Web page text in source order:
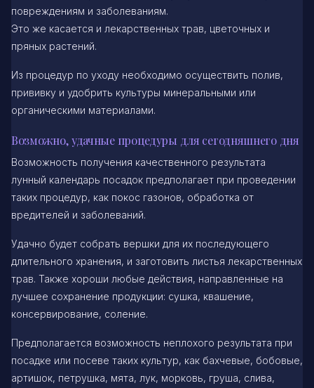
повреждениям и заболеваниям.
Это же касается и лекарственных трав, цветочных и
пряных растений.
Из процедур по уходу необходимо осуществить полив,
прививку и удобрить культуры минеральными или
органическими материалами.
Возможно, удачные процедуры для сегодняшнего дня
Возможность получения качественного результата
лунный календарь посадок предполагает при проведении
таких процедур, как покос газонов, обработка от
вредителей и заболеваний.
Удачно будет собрать вершки для их последующего
длительного хранения, и заготовить листья лекарственных
трав. Также хороши любые действия, направленные на
лучшее сохранение продукции: сушка, квашение,
консервирование, соление.
Предполагается возможность неплохого результата при
посадке или посеве таких культур, как бахчевые, бобовые,
артишок, петрушка, мята, лук, морковь, груша, слива,